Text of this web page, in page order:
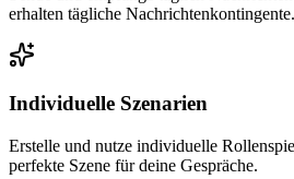
erhalten tägliche Nachrichtenkontingente.
Individuelle Szenarien
Erstelle und nutze individuelle
perfekte Szene für deine Gespräche.